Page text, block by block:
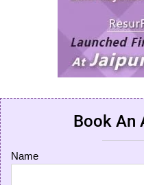
Book An
Name